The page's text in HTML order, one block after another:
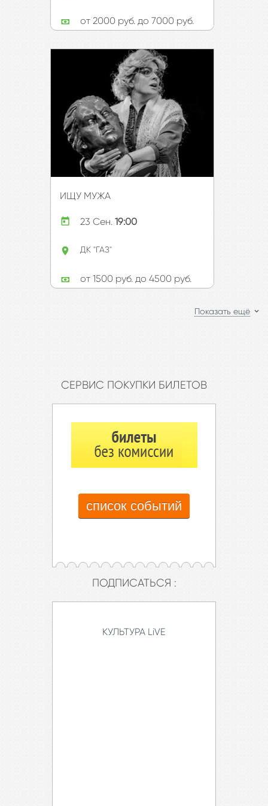
от 2000 руб. до 7000 руб.
ИЩУ МУЖА
23 Сен. 19:00
ДК "ГАЗ"
от 1500 руб. до 4500 руб.
Показать ещё
CЕРВИС ПОКУПКИ БИЛЕТОВ
список событий
ПОДПИСАТЬСЯ :
КУЛЬТУРА LiVE